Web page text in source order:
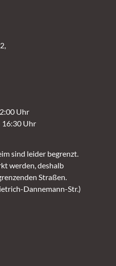
Uhr
16:30 Uhr
sind leider begrenzt.
werden, deshalb
Straßen.
Dannemann-Str.)